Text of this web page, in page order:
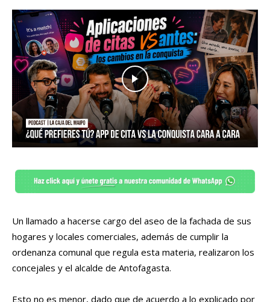
Un llamado a hacerse cargo del aseo de la fachada de sus
hogares y locales comerciales, además de cumplir la
ordenanza comunal que regula esta materia, realizaron los
concejales y el alcalde de Antofagasta.
Esto no es menor, dado que de acuerdo a lo explicado por